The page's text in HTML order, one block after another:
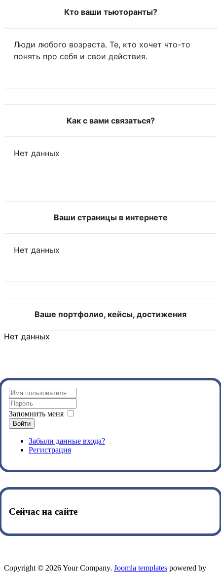
Кто ваши тьюторанты?
Люди любого возраста. Те, кто хочет что-то
понять про себя и свои действия.
Как с вами связаться?
Нет данных
Ваши страницы в интернете
Нет данных
Ваше портфолио, кейсы, достижения
Нет данных
Запомнить меня
Войти
Забыли данные входа?
Регистрация
Сейчас на сайте
Copyright © 2026 Your Company. Joomla templates powered by